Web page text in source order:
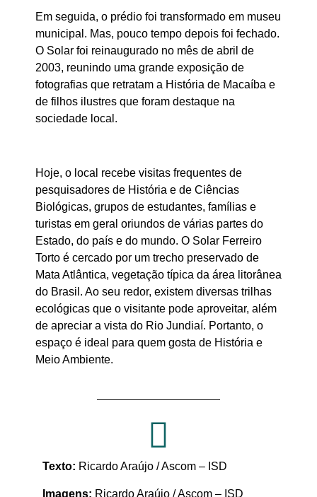
Em seguida, o prédio foi transformado em museu
municipal. Mas, pouco tempo depois foi fechado.
O Solar foi reinaugurado no mês de abril de
2003, reunindo uma grande exposição de
fotografias que retratam a História de Macaíba e
de filhos ilustres que foram destaque na
sociedade local.
Hoje, o local recebe visitas frequentes de
pesquisadores de História e de Ciências
Biológicas, grupos de estudantes, famílias e
turistas em geral oriundos de várias partes do
Estado, do país e do mundo. O Solar Ferreiro
Torto é cercado por um trecho preservado de
Mata Atlântica, vegetação típica da área litorânea
do Brasil. Ao seu redor, existem diversas trilhas
ecológicas que o visitante pode aproveitar, além
de apreciar a vista do Rio Jundiaí. Portanto, o
espaço é ideal para quem gosta de História e
Meio Ambiente.
Texto: Ricardo Araújo / Ascom – ISD
Imagens: Ricardo Araújo / Ascom – ISD